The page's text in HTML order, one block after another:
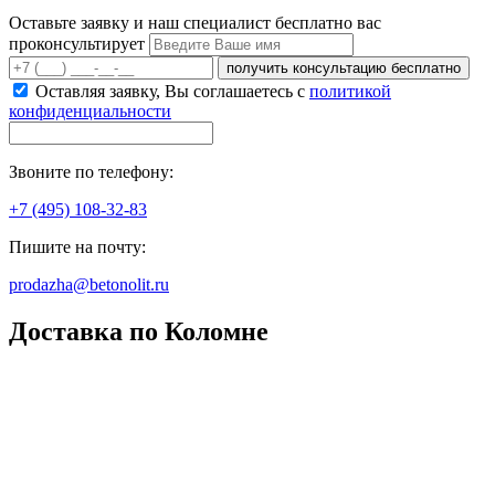
Оставьте заявку и наш специалист бесплатно вас
проконсультирует
получить консультацию бесплатно
Оставляя заявку, Вы соглашаетесь с политикой
конфиденциальности
Звоните по телефону:
+7 (495) 108-32-83
Пишите на почту:
prodazha@betonolit.ru
Доставка по Коломне